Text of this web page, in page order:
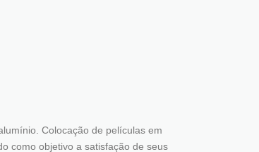
Colocação de películas em
como objetivo a satisfação de seus